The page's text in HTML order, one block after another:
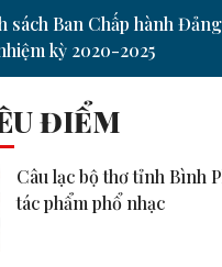
sách Ban Chấp hành
kỳ 2020-2025
ĐIỂM
Câu lạc bộ thơ tỉnh Bình
tác phẩm phổ nhạc